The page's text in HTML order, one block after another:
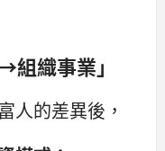
組織事業」
人的差異後，